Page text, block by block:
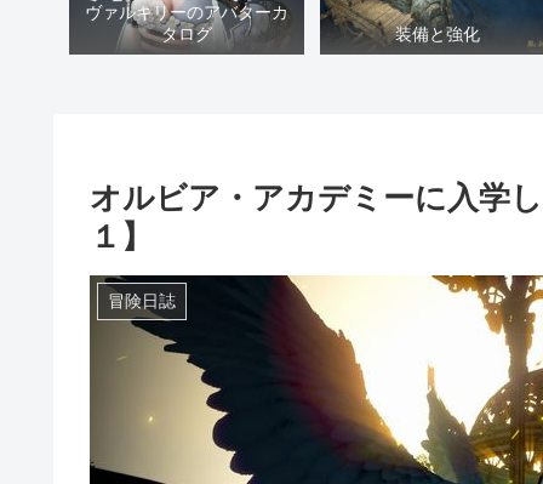
ヴァルキリーのアバターカ
タログ
装備と強化
オルビア・アカデミーに入学
１】
冒険日誌